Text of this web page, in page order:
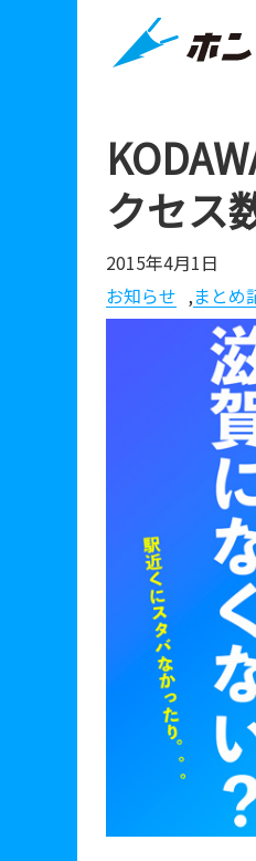
クセス
2015年4月1日
お知らせ ,まとめ